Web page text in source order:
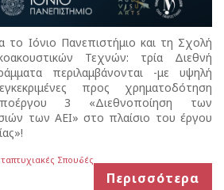
το Ιόνιο Πανεπιστήμιο και τη Σχολή
Τεχνών: τρία Διεθνή
περιλαμβάνονται -με υψηλή
προς χρηματοδότηση
3 «Διεθνοποίηση των
των ΑΕΙ» στο πλαίσιο του έργου
Σπουδές
Περισσότερα